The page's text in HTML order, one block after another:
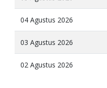
04 Agustus 2026
03 Agustus 2026
02 Agustus 2026